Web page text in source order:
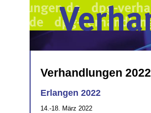
Verhandlungen 2022
Erlangen 2022
14.-18. März 2022